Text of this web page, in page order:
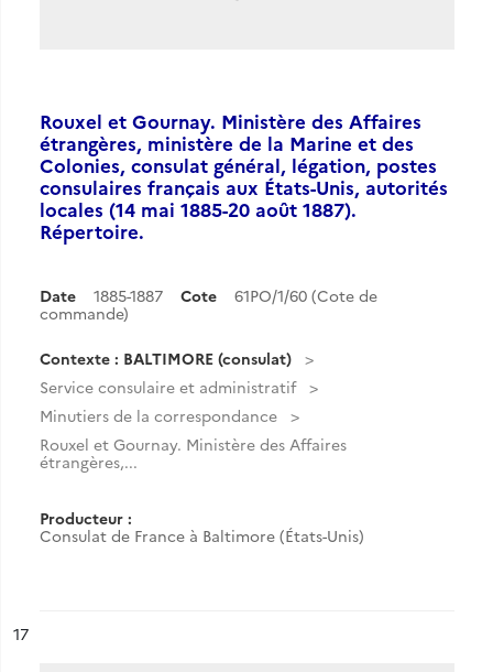
Rouxel et Gournay. Ministère des Affaires
étrangères, ministère de la Marine et des
Colonies, consulat général, légation, postes
consulaires français aux États-Unis, autorités
locales (14 mai 1885-20 août 1887).
Répertoire.
Date 1885-1887 Cote
61PO/1/60 (Cote de
commande)
Contexte : BALTIMORE (consulat)
Service consulaire et administratif
Minutiers de la correspondance
Rouxel et Gournay. Ministère des Affaires
étrangères,...
Producteur :
Consulat de France à Baltimore (États-Unis)
n°
17